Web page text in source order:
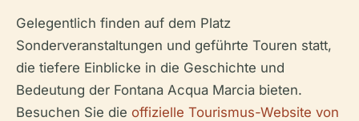
Gelegentlich finden auf dem Platz
Sonderveranstaltungen und geführte Touren statt,
die tiefere Einblicke in die Geschichte und
Bedeutung der Fontana Acqua Marcia bieten.
Besuchen Sie die offizielle Tourismus-Website von